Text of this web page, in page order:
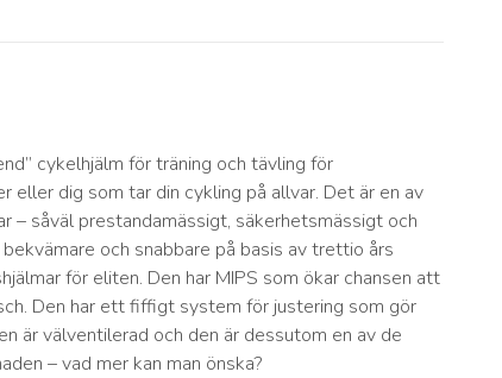
cykelhjälm för träning och tävling för
eller dig som tar din cykling på allvar. Det är en av
– såväl prestandamässigt, säkerhetsmässigt och
och snabbare på basis av trettio års
för eliten. Den har MIPS som ökar chansen att
Den har ett fiffigt system för justering som gör
är välventilerad och den är dessutom en av de
– vad mer kan man önska?